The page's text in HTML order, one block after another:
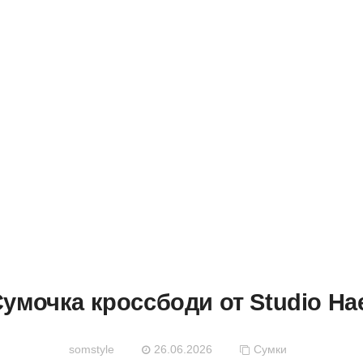
кроссбоди от Studio
somstyle 26.06.2026 Сумки